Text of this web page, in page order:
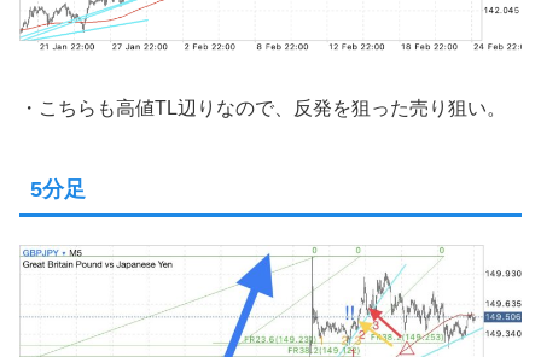
・こちらも高値TL辺りなので、反発を狙った売り狙い。
5分足